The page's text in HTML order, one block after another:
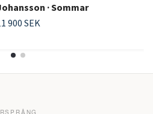
· Sommar
900 SEK